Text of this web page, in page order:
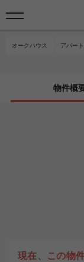
オークハウス アパー
物件概
現在、この物